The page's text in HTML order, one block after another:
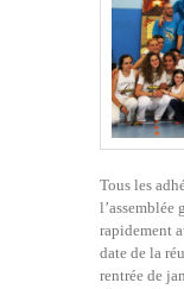
Tous les
l’assemblée
rapidement
date de la
rentrée de